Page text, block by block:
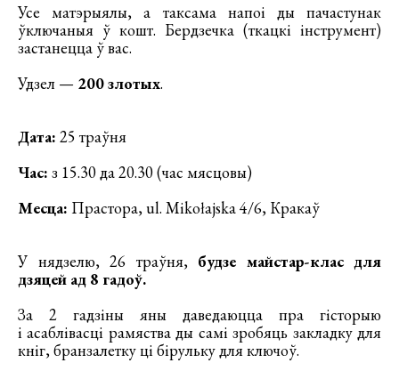
Усе матэрыялы, а таксама напоі ды пачастунак
ўключаныя ў кошт. Бердзечка (ткацкі інструмент)
застанецца ў вас.
Удзел — 200 злотых.
Дата: 25 траўня
Час: з 15.30 да 20.30 (час мясцовы)
Месца: Прастора, ul. Mikołajska 4/6, Кракаў
У нядзелю, 26 траўня, будзе майстар-клас для
дзяцей ад 8 гадоў.
За 2 гадзіны яны даведаюцца пра гісторыю
і асаблівасці рамяства ды самі зробяць закладку для
кніг, бранзалетку ці бірульку для ключоў.